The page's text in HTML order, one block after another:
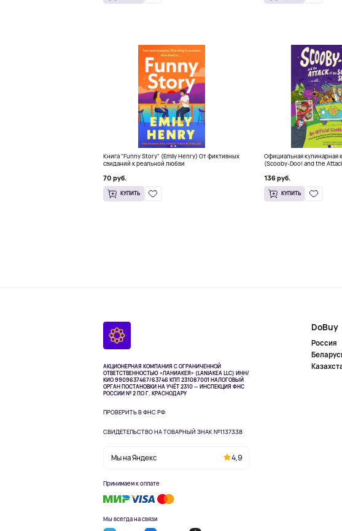
Книга "Funny Story" (Emily Henry) От фиктивных
свиданий к реальной любви
70 руб.
КУПИТЬ
Официальная кулинарная
(Scooby-Doo! and the
136 руб.
КУПИТЬ
АКЦИОНЕРНАЯ КОМПАНИЯ С ОГРАНИЧЕННОЙ
ОТВЕТСТВЕННОСТЬЮ «ЛАНИАКЕЯ» (LANIAKEA LLC) ИНН/
КИО 9909637467/63746 КПП 231087001НАЛОГОВЫЙ
ОРГАН ПОСТАНОВКИ НА УЧЁТ 2310 — ИНСПЕКЦИЯ ФНС
РОССИИ № 2 ПО Г. КРАСНОДАРУ
ПРОВЕРИТЬ В ФНС РФ
СВИДЕТЕЛЬСТВО НА ТОВАРНЫЙ ЗНАК №1137338
Мы на Яндекс 4,9
Принимаем к оплате
Мы всегда на связи
DoBuy
Россия